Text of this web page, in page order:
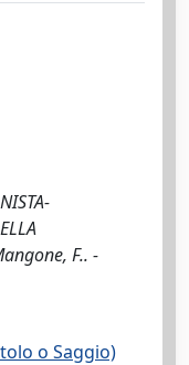
F.. -
o Saggio)